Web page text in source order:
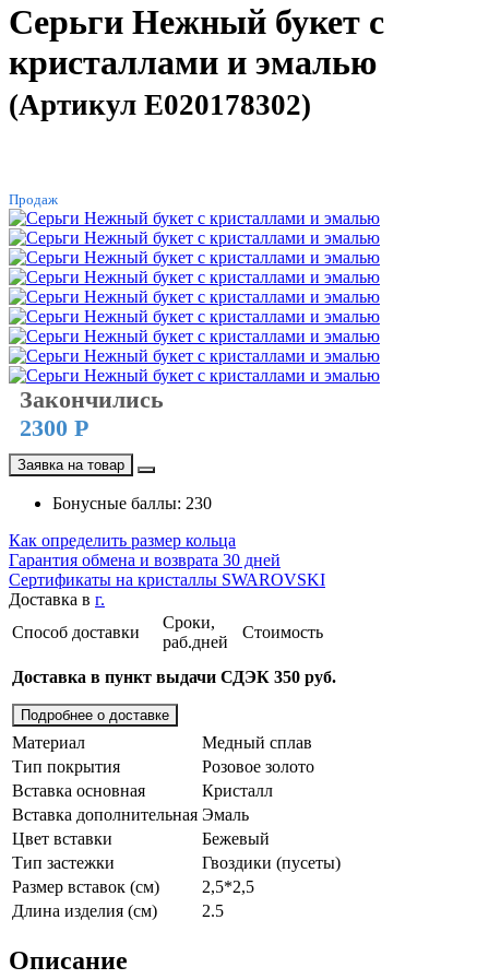
Серьги Нежный букет с
кристаллами и эмалью
(Артикул E020178302)
Продаж
Закончились
2300 Р
Заявка на товар
Бонусные баллы: 230
Как определить размер кольца
Гарантия обмена и возврата 30 дней
Сертификаты на кристаллы SWAROVSKI
Доставка в г.
Способ доставки
Сроки,
раб.дней
Стоимость
Доставка в пункт выдачи СДЭК 350 руб.
Подробнее о доставке
Материал
Медный сплав
Тип покрытия
Розовое золото
Вставка основная
Кристалл
Вставка дополнительная Эмаль
Цвет вставки
Бежевый
Тип застежки
Гвоздики (пусеты)
Размер вставок (см)
2,5*2,5
Длина изделия (см)
2.5
Описание